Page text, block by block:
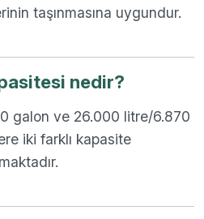
taşınmasına uygundur.
nedir?
galon ve 26.000 litre/6.870
iki farklı kapasite